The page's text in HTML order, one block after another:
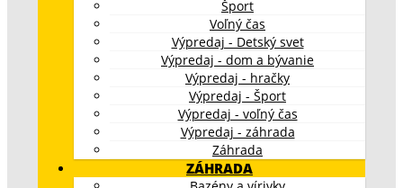
Šport
Voľný čas
Výpredaj - Detský svet
Výpredaj - dom a bývanie
Výpredaj - hračky
Výpredaj - Šport
Výpredaj - voľný čas
Výpredaj - záhrada
Záhrada
ZÁHRADA